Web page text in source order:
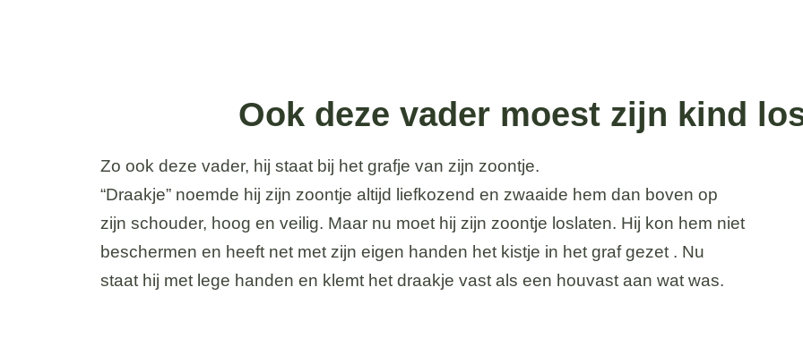
Ook deze vader moest zijn kind
Zo ook deze vader, hij staat bij het grafje van zijn zoontje.
“Draakje” noemde hij zijn zoontje altijd liefkozend en zwaaide hem dan boven op
zijn schouder, hoog en veilig. Maar nu moet hij zijn zoontje loslaten. Hij kon hem niet
beschermen en heeft net met zijn eigen handen het kistje in het graf gezet . Nu
staat hij met lege handen en klemt het draakje vast als een houvast aan wat was.